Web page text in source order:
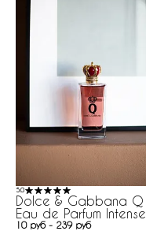
5.0
Dolce & Gabbana Q
Eau de Parfum Intense
10 руб - 239 руб